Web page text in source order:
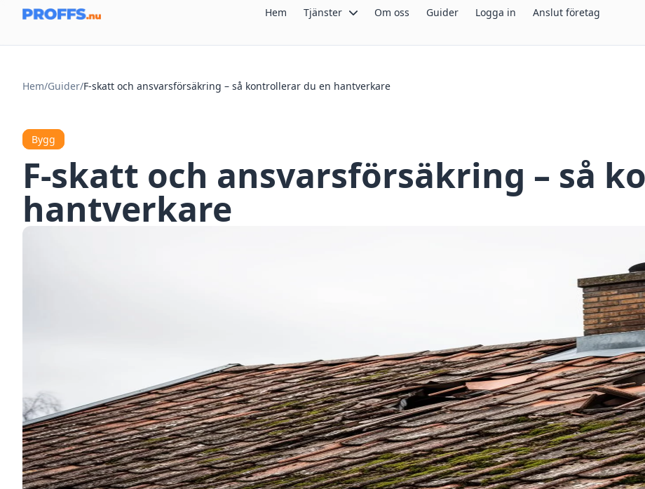
Hem Tjänster Om oss Guider Logga in Anslut företag
Hem/Guider/F-skatt och ansvarsförsäkring – så kontrollerar du en hantverkare
Bygg
F-skatt och ansvarsförsäkring – så
hantverkare